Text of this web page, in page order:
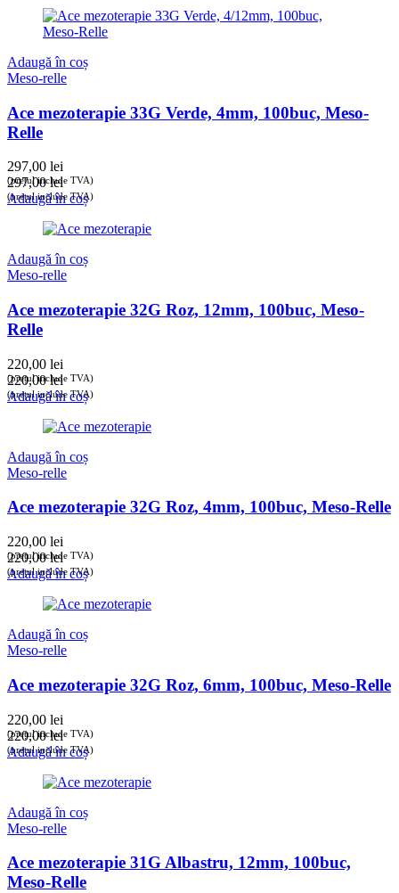
Adaugă în coș
Meso-relle
Ace mezoterapie 33G Verde, 4mm, 100buc, Meso-
Relle
297,00 lei
(prețul include TVA)
297,00lei
(prețul include TVA)
Adaugă în coș
Adaugă în coș
Meso-relle
Ace mezoterapie 32G Roz, 12mm, 100buc, Meso-
Relle
220,00 lei
(prețul include TVA)
220,00lei
(prețul include TVA)
Adaugă în coș
Adaugă în coș
Meso-relle
Ace mezoterapie 32G Roz, 4mm, 100buc, Meso-Relle
220,00 lei
(prețul include TVA)
220,00lei
(prețul include TVA)
Adaugă în coș
Adaugă în coș
Meso-relle
Ace mezoterapie 32G Roz, 6mm, 100buc, Meso-Relle
220,00 lei
(prețul include TVA)
220,00lei
(prețul include TVA)
Adaugă în coș
Adaugă în coș
Meso-relle
Ace mezoterapie 31G Albastru, 12mm, 100buc,
Meso-Relle